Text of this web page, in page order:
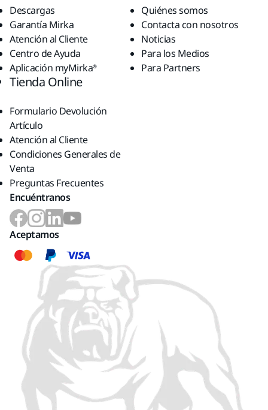
Descargas
Garantía Mirka
Atención al Cliente
Centro de Ayuda
Aplicación myMirka®
Quiénes somos
Contacta con nosotros
Noticias
Para los Medios
Para Partners
Tienda Online
Formulario Devolución
Artículo
Atención al Cliente
Condiciones Generales de
Venta
Preguntas Frecuentes
Encuéntranos
Aceptamos